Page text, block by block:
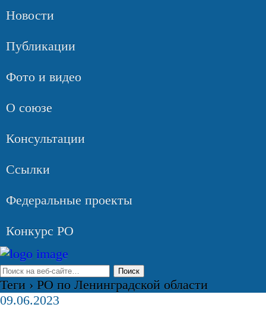
Новости
Публикации
Фото и видео
О союзе
Консультации
Ссылки
Федеральные проекты
Конкурс РО
Теги › РО по Ленинградской области
09.06.2023